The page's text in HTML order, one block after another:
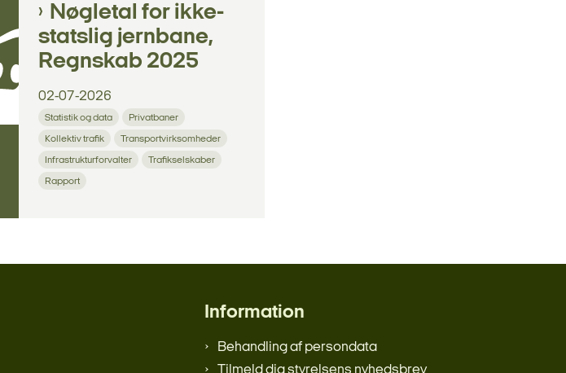
Nøgletal for ikke-
statslig jernbane,
Regnskab 2025
02-07-2026
Statistik og data Privatbaner
Kollektiv trafik Transportvirksomheder
Infrastrukturforvalter Trafikselskaber
Rapport
Information
Behandling af persondata